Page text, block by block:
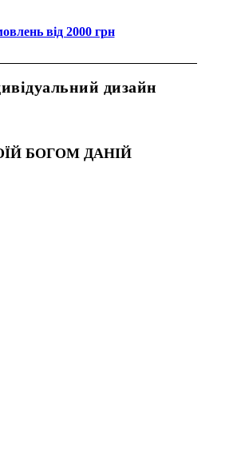
від 2000 грн
дизайн
БОГОМ ДАНІЙ